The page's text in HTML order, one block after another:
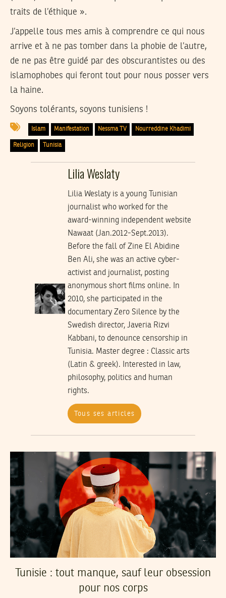
traits de l’éthique ».
J’appelle tous mes amis à comprendre ce qui nous
arrive et à ne pas tomber dans la phobie de l’autre,
de ne pas être guidé par des obscurantistes ou des
islamophobes qui feront tout pour nous posser vers
la haine.
Soyons tolérants, soyons tunisiens !
Islam Manifestation Nessma TV Nourreddine Khadimi
Religion Tunisia
Lilia Weslaty
Lilia Weslaty is a young Tunisian
journalist who worked for the
award-winning independent website
Nawaat (Jan.2012-Sept.2013).
Before the fall of Zine El Abidine
Ben Ali, she was an active cyber-
activist and journalist, posting
anonymous short films online. In
2010, she participated in the
documentary Zero Silence by the
Swedish director, Javeria Rizvi
Kabbani, to denounce censorship in
Tunisia. Master degree : Classic arts
(Latin & greek). Interested in law,
philosophy, politics and human
rights.
Tous ses articles
Tunisie : tout manque, sauf leur obsession
pour nos corps